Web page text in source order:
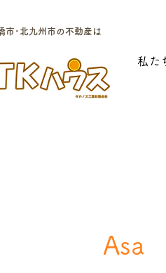
市･北九州市の不動産は
私た
Asa